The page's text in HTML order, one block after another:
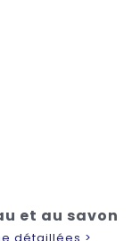
et au savon